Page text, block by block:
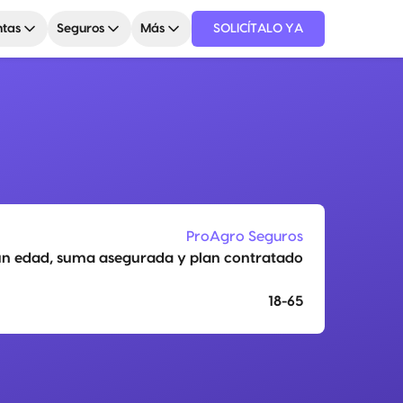
Seguros Más SOLICÍTALO YA
ProAgro Seguros
edad, suma asegurada y plan contratado
18-65